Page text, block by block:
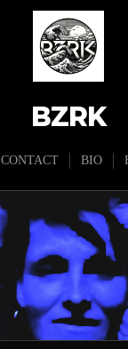
BZRK
CONTACT BIO